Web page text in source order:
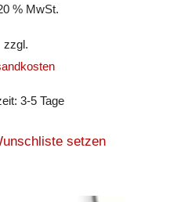
% MwSt.
zzgl.
3-5 Tage
setzen